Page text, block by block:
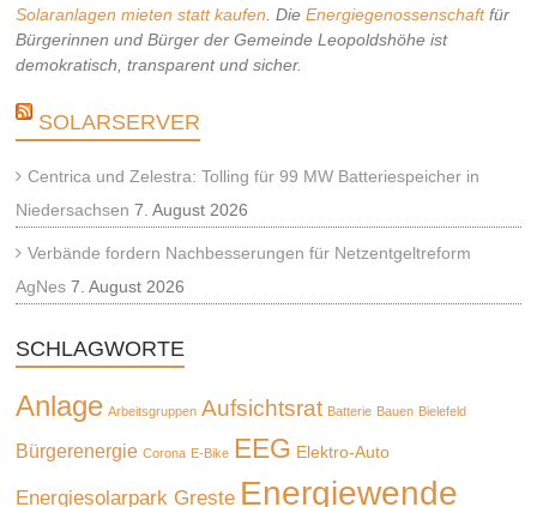
Solaranlagen mieten statt kaufen . DieEnergiegenossenschaftfür
Bürgerinnen und Bürger der Gemeinde Leopoldshöhe ist
demokratisch, transparent und sicher.
SOLARSERVER
Centrica und Zelestra: Tolling für 99 MW Batteriespeicher in
Niedersachsen 7. August 2026
Verbände fordern Nachbesserungen für Netzentgeltreform
AgNes 7. August 2026
SCHLAGWORTE
Anlage Arbeitsgruppen Aufsichtsrat Batterie Bauen Bielefeld
Bürgerenergie Corona E-Bike EEG Elektro-Auto
Energiesolarpark Greste Energiewende